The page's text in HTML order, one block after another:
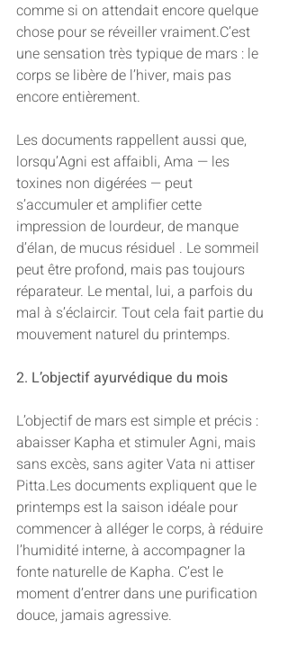
comme si on attendait encore quelque
chose pour se réveiller vraiment.C’est
une sensation très typique de mars : le
corps se libère de l’hiver, mais pas
encore entièrement.
Les documents rappellent aussi que,
lorsqu’Agni est affaibli, Ama — les
toxines non digérées — peut
s’accumuler et amplifier cette
impression de lourdeur, de manque
d’élan, de mucus résiduel . Le sommeil
peut être profond, mais pas toujours
réparateur. Le mental, lui, a parfois du
mal à s’éclaircir. Tout cela fait partie du
mouvement naturel du printemps.
2. L’objectif ayurvédique du mois
L’objectif de mars est simple et précis :
abaisser Kapha et stimuler Agni, mais
sans excès, sans agiter Vata ni attiser
Pitta.Les documents expliquent que le
printemps est la saison idéale pour
commencer à alléger le corps, à réduire
l’humidité interne, à accompagner la
fonte naturelle de Kapha. C’est le
moment d’entrer dans une purification
douce, jamais agressive.